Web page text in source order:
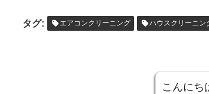
タグ: エアコンクリーニング ハウスクリーニン
こんにち